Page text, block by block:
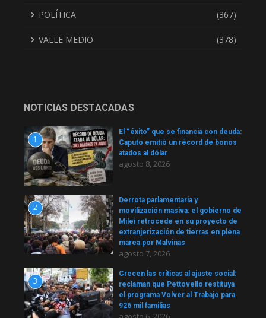
POLÍTICA (367)
VALLE MEDIO (378)
NOTICIAS DESTACADAS
1
El “éxito” que se financia con deuda:
Caputo emitió un récord de bonos
atados al dólar
agosto 8, 2026
2
Derrota parlamentaria y
movilización masiva: el gobierno de
Milei retrocede en su proyecto de
extranjerización de tierras en plena
marea por Malvinas
agosto 7, 2026
3
Crecen las críticas al ajuste social:
reclaman que Pettovello restituya
el programa Volver al Trabajo para
926 mil familias